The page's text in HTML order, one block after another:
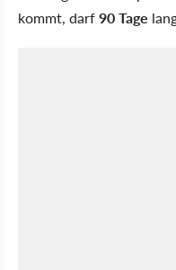
kommt, darf90 Tage